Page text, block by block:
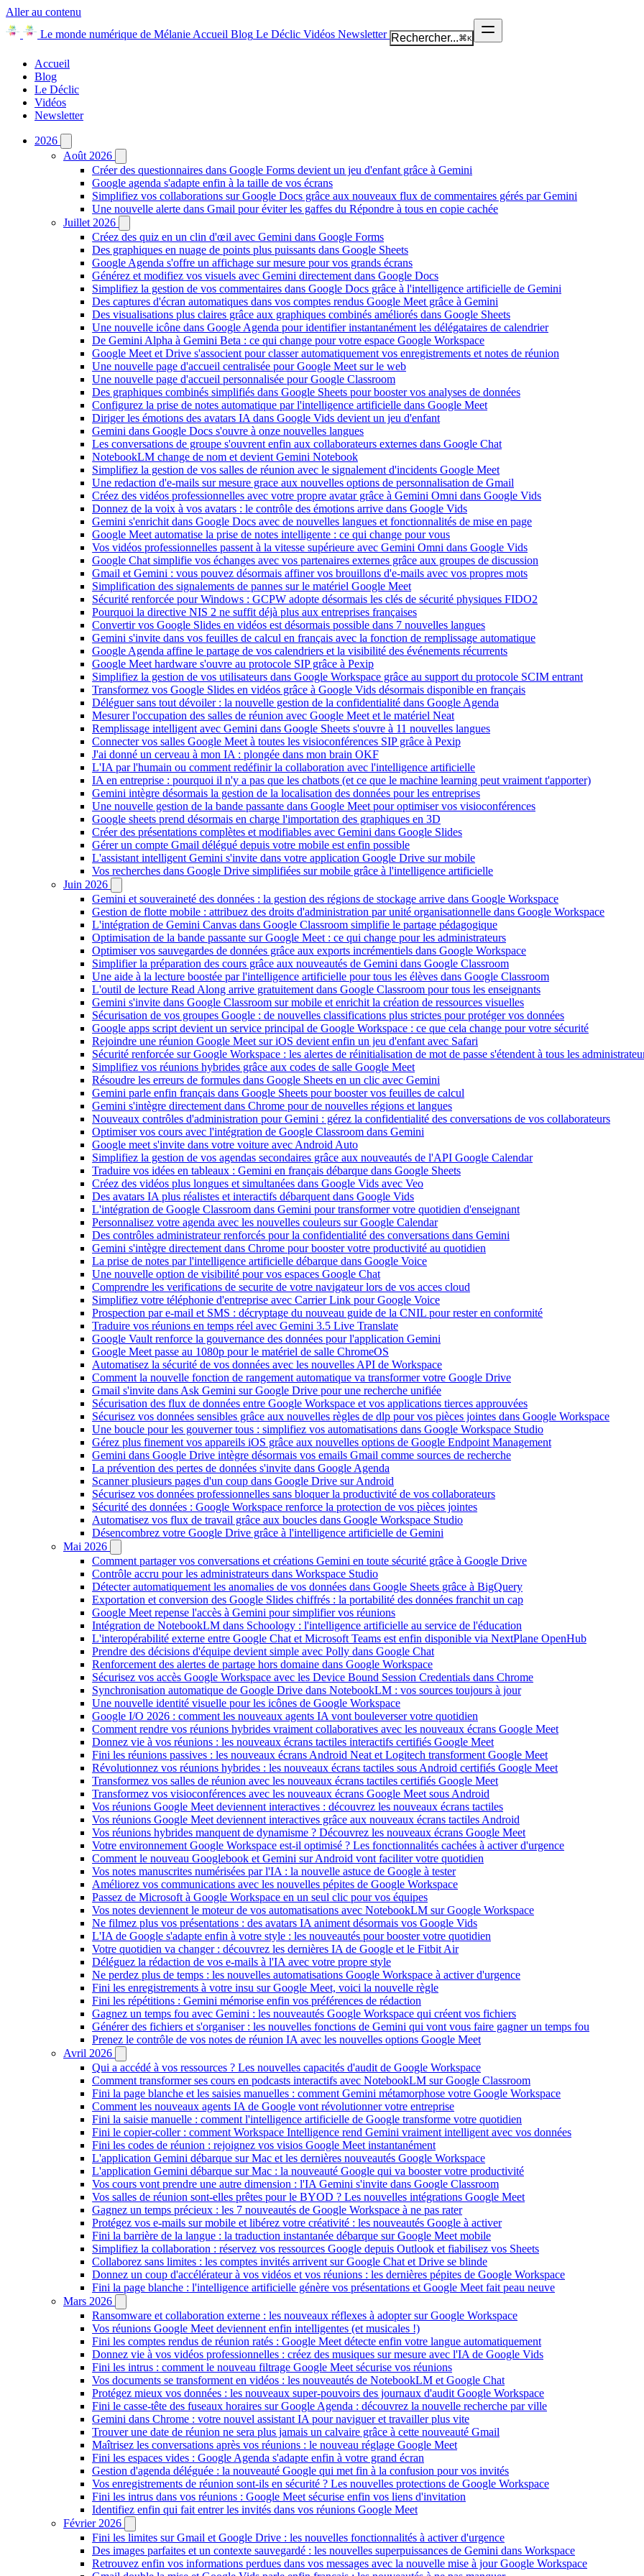
Aller au contenu
Le monde numérique de Mélanie Accueil Blog Le Déclic Vidéos Newsletter Rechercher...⌘K
Accueil
Blog
Le Déclic
Vidéos
Newsletter
2026
Août 2026
Créer des questionnaires dans Google Forms devient un jeu d'enfant grâce à Gemini
Google agenda s'adapte enfin à la taille de vos écrans
Simplifiez vos collaborations sur Google Docs grâce aux nouveaux flux de commentaires gérés par Gemini
Une nouvelle alerte dans Gmail pour éviter les gaffes du Répondre à tous en copie cachée
Juillet 2026
Créez des quiz en un clin d'œil avec Gemini dans Google Forms
Des graphiques en nuage de points plus puissants dans Google Sheets
Google Agenda s'offre un affichage sur mesure pour vos grands écrans
Générez et modifiez vos visuels avec Gemini directement dans Google Docs
Simplifiez la gestion de vos commentaires dans Google Docs grâce à l'intelligence artificielle de Gemini
Des captures d'écran automatiques dans vos comptes rendus Google Meet grâce à Gemini
Des visualisations plus claires grâce aux graphiques combinés améliorés dans Google Sheets
Une nouvelle icône dans Google Agenda pour identifier instantanément les délégataires de calendrier
De Gemini Alpha à Gemini Beta : ce qui change pour votre espace Google Workspace
Google Meet et Drive s'associent pour classer automatiquement vos enregistrements et notes de réunion
Une nouvelle page d'accueil centralisée pour Google Meet sur le web
Une nouvelle page d'accueil personnalisée pour Google Classroom
Des graphiques combinés simplifiés dans Google Sheets pour booster vos analyses de données
Configurez la prise de notes automatique par l'intelligence artificielle dans Google Meet
Diriger les émotions des avatars IA dans Google Vids devient un jeu d'enfant
Gemini dans Google Docs s'ouvre à onze nouvelles langues
Les conversations de groupe s'ouvrent enfin aux collaborateurs externes dans Google Chat
NotebookLM change de nom et devient Gemini Notebook
Simplifiez la gestion de vos salles de réunion avec le signalement d'incidents Google Meet
Une redaction d'e-mails sur mesure grace aux nouvelles options de personnalisation de Gmail
Créez des vidéos professionnelles avec votre propre avatar grâce à Gemini Omni dans Google Vids
Donnez de la voix à vos avatars : le contrôle des émotions arrive dans Google Vids
Gemini s'enrichit dans Google Docs avec de nouvelles langues et fonctionnalités de mise en page
Google Meet automatise la prise de notes intelligente : ce qui change pour vous
Vos vidéos professionnelles passent à la vitesse supérieure avec Gemini Omni dans Google Vids
Google Chat simplifie vos échanges avec vos partenaires externes grâce aux groupes de discussion
Gmail et Gemini : vous pouvez désormais affiner vos brouillons d'e-mails avec vos propres mots
Simplification des signalements de pannes sur le matériel Google Meet
Sécurité renforcée pour Windows : GCPW adopte désormais les clés de sécurité physiques FIDO2
Pourquoi la directive NIS 2 ne suffit déjà plus aux entreprises françaises
Convertir vos Google Slides en vidéos est désormais possible dans 7 nouvelles langues
Gemini s'invite dans vos feuilles de calcul en français avec la fonction de remplissage automatique
Google Agenda affine le partage de vos calendriers et la visibilité des événements récurrents
Google Meet hardware s'ouvre au protocole SIP grâce à Pexip
Simplifiez la gestion de vos utilisateurs dans Google Workspace grâce au support du protocole SCIM entrant
Transformez vos Google Slides en vidéos grâce à Google Vids désormais disponible en français
Déléguer sans tout dévoiler : la nouvelle gestion de la confidentialité dans Google Agenda
Mesurer l'occupation des salles de réunion avec Google Meet et le matériel Neat
Remplissage intelligent avec Gemini dans Google Sheets s'ouvre à 11 nouvelles langues
Connecter vos salles Google Meet à toutes les visioconférences SIP grâce à Pexip
J'ai donné un cerveau à mon IA : plongée dans mon brain OKF
L'IA par l'humain ou comment redéfinir la collaboration avec l'intelligence artificielle
IA en entreprise : pourquoi il n'y a pas que les chatbots (et ce que le machine learning peut vraiment t'apporter)
Gemini intègre désormais la gestion de la localisation des données pour les entreprises
Une nouvelle gestion de la bande passante dans Google Meet pour optimiser vos visioconférences
Google sheets prend désormais en charge l'importation des graphiques en 3D
Créer des présentations complètes et modifiables avec Gemini dans Google Slides
Gérer un compte Gmail délégué depuis votre mobile est enfin possible
L'assistant intelligent Gemini s'invite dans votre application Google Drive sur mobile
Vos recherches dans Google Drive simplifiées sur mobile grâce à l'intelligence artificielle
Juin 2026
Gemini et souveraineté des données : la gestion des régions de stockage arrive dans Google Workspace
Gestion de flotte mobile : attribuez des droits d'administration par unité organisationnelle dans Google Workspace
L'intégration de Gemini Canvas dans Google Classroom simplifie le partage pédagogique
Optimisation de la bande passante sur Google Meet : ce qui change pour les administrateurs
Optimiser vos sauvegardes de données grâce aux exports incrémentiels dans Google Workspace
Simplifier la préparation des cours grâce aux nouveautés de Gemini dans Google Classroom
Une aide à la lecture boostée par l'intelligence artificielle pour tous les élèves dans Google Classroom
L'outil de lecture Read Along arrive gratuitement dans Google Classroom pour tous les enseignants
Gemini s'invite dans Google Classroom sur mobile et enrichit la création de ressources visuelles
Sécurisation de vos groupes Google : de nouvelles classifications plus strictes pour protéger vos données
Google apps script devient un service principal de Google Workspace : ce que cela change pour votre sécurité
Rejoindre une réunion Google Meet sur iOS devient enfin un jeu d'enfant avec Safari
Sécurité renforcée sur Google Workspace : les alertes de réinitialisation de mot de passe s'étendent à tous les
Simplifiez vos réunions hybrides grâce aux codes de salle Google Meet
Résoudre les erreurs de formules dans Google Sheets en un clic avec Gemini
Gemini parle enfin français dans Google Sheets pour booster vos feuilles de calcul
Gemini s'intègre directement dans Chrome pour de nouvelles régions et langues
Nouveaux contrôles d'administration pour Gemini : gérez la confidentialité des conversations de vos collaborateurs
Optimiser vos cours avec l'intégration de Google Classroom dans Gemini
Google meet s'invite dans votre voiture avec Android Auto
Simplifiez la gestion de vos agendas secondaires grâce aux nouveautés de l'API Google Calendar
Traduire vos idées en tableaux : Gemini en français débarque dans Google Sheets
Créez des vidéos plus longues et simultanées dans Google Vids avec Veo
Des avatars IA plus réalistes et interactifs débarquent dans Google Vids
L'intégration de Google Classroom dans Gemini pour transformer votre quotidien d'enseignant
Personnalisez votre agenda avec les nouvelles couleurs sur Google Calendar
Des contrôles administrateur renforcés pour la confidentialité des conversations dans Gemini
Gemini s'intègre directement dans Chrome pour booster votre productivité au quotidien
La prise de notes par l'intelligence artificielle débarque dans Google Voice
Une nouvelle option de visibilité pour vos espaces Google Chat
Comprendre les verifications de securite de votre navigateur lors de vos acces cloud
Simplifiez votre téléphonie d'entreprise avec Carrier Link pour Google Voice
Prospection par e-mail et SMS : décryptage du nouveau guide de la CNIL pour rester en conformité
Traduire vos réunions en temps réel avec Gemini 3.5 Live Translate
Google Vault renforce la gouvernance des données pour l'application Gemini
Google Meet passe au 1080p pour le matériel de salle ChromeOS
Automatisez la sécurité de vos données avec les nouvelles API de Workspace
Comment la nouvelle fonction de rangement automatique va transformer votre Google Drive
Gmail s'invite dans Ask Gemini sur Google Drive pour une recherche unifiée
Sécurisation des flux de données entre Google Workspace et vos applications tierces approuvées
Sécurisez vos données sensibles grâce aux nouvelles règles de dlp pour vos pièces jointes dans Google Workspace
Une boucle pour les gouverner tous : simplifiez vos automatisations dans Google Workspace Studio
Gérez plus finement vos appareils iOS grâce aux nouvelles options de Google Endpoint Management
Gemini dans Google Drive intègre désormais vos emails Gmail comme sources de recherche
La prévention des pertes de données s'invite dans Google Agenda
Scanner plusieurs pages d'un coup dans Google Drive sur Android
Sécurisez vos données professionnelles sans bloquer la productivité de vos collaborateurs
Sécurité des données : Google Workspace renforce la protection de vos pièces jointes
Automatisez vos flux de travail grâce aux boucles dans Google Workspace Studio
Désencombrez votre Google Drive grâce à l'intelligence artificielle de Gemini
Mai 2026
Comment partager vos conversations et créations Gemini en toute sécurité grâce à Google Drive
Contrôle accru pour les administrateurs dans Workspace Studio
Détecter automatiquement les anomalies de vos données dans Google Sheets grâce à BigQuery
Exportation et conversion des Google Slides chiffrés : la portabilité des données franchit un cap
Google Meet repense l'accès à Gemini pour simplifier vos réunions
Intégration de NotebookLM dans Schoology : l'intelligence artificielle au service de l'éducation
L'interopérabilité externe entre Google Chat et Microsoft Teams est enfin disponible via NextPlane OpenHub
Prendre des décisions d'équipe devient simple avec Polly dans Google Chat
Renforcement des alertes de partage hors domaine dans Google Workspace
Sécurisez vos accès Google Workspace avec les Device Bound Session Credentials dans Chrome
Synchronisation automatique de Google Drive dans NotebookLM : vos sources toujours à jour
Une nouvelle identité visuelle pour les icônes de Google Workspace
Google I/O 2026 : comment les nouveaux agents IA vont bouleverser votre quotidien
Comment rendre vos réunions hybrides vraiment collaboratives avec les nouveaux écrans Google Meet
Donnez vie à vos réunions : les nouveaux écrans tactiles interactifs certifiés Google Meet
Fini les réunions passives : les nouveaux écrans Android Neat et Logitech transforment Google Meet
Révolutionnez vos réunions hybrides : les nouveaux écrans tactiles sous Android certifiés Google Meet
Transformez vos salles de réunion avec les nouveaux écrans tactiles certifiés Google Meet
Transformez vos visioconférences avec les nouveaux écrans Google Meet sous Android
Vos réunions Google Meet deviennent interactives : découvrez les nouveaux écrans tactiles
Vos réunions Google Meet deviennent interactives grâce aux nouveaux écrans tactiles Android
Vos réunions hybrides manquent de dynamisme ? Découvrez les nouveaux écrans Google Meet
Votre environnement Google Workspace est-il optimisé ? Les fonctionnalités cachées à activer d'urgence
Comment le nouveau Googlebook et Gemini sur Android vont faciliter votre quotidien
Vos notes manuscrites numérisées par l'IA : la nouvelle astuce de Google à tester
Améliorez vos communications avec les nouvelles pépites de Google Workspace
Passez de Microsoft à Google Workspace en un seul clic pour vos équipes
Vos notes deviennent le moteur de vos automatisations avec NotebookLM sur Google Workspace
Ne filmez plus vos présentations : des avatars IA animent désormais vos Google Vids
L'IA de Google s'adapte enfin à votre style : les nouveautés pour booster votre quotidien
Votre quotidien va changer : découvrez les dernières IA de Google et le Fitbit Air
Déléguez la rédaction de vos e-mails à l'IA avec votre propre style
Ne perdez plus de temps : les nouvelles automatisations Google Workspace à activer d'urgence
Fini les enregistrements à votre insu sur Google Meet, voici la nouvelle règle
Fini les répétitions : Gemini mémorise enfin vos préférences de rédaction
Gagnez un temps fou avec Gemini : les nouveautés Google Workspace qui créent vos fichiers
Générer des fichiers et s'organiser : les nouvelles fonctions de Gemini qui vont vous faire gagner un temps fou
Prenez le contrôle de vos notes de réunion IA avec les nouvelles options Google Meet
Avril 2026
Qui a accédé à vos ressources ? Les nouvelles capacités d'audit de Google Workspace
Comment transformer ses cours en podcasts interactifs avec NotebookLM sur Google Classroom
Fini la page blanche et les saisies manuelles : comment Gemini métamorphose votre Google Workspace
Comment les nouveaux agents IA de Google vont révolutionner votre entreprise
Fini la saisie manuelle : comment l'intelligence artificielle de Google transforme votre quotidien
Fini le copier-coller : comment Workspace Intelligence rend Gemini vraiment intelligent avec vos données
Fini les codes de réunion : rejoignez vos visios Google Meet instantanément
L'application Gemini débarque sur Mac et les dernières nouveautés Google Workspace
L'application Gemini débarque sur Mac : la nouveauté Google qui va booster votre productivité
Vos cours vont prendre une autre dimension : l'IA Gemini s'invite dans Google Classroom
Vos salles de réunion sont-elles prêtes pour le BYOD ? Les nouvelles intégrations Google Meet
Gagnez un temps précieux : les 7 nouveautés de Google Workspace à ne pas rater
Protégez vos e-mails sur mobile et libérez votre créativité : les nouveautés Google à activer
Fini la barrière de la langue : la traduction instantanée débarque sur Google Meet mobile
Simplifiez la collaboration : réservez vos ressources Google depuis Outlook et fiabilisez vos Sheets
Collaborez sans limites : les comptes invités arrivent sur Google Chat et Drive se blinde
Donnez un coup d'accélérateur à vos vidéos et vos réunions : les dernières pépites de Google Workspace
Fini la page blanche : l'intelligence artificielle génère vos présentations et Google Meet fait peau neuve
Mars 2026
Ransomware et collaboration externe : les nouveaux réflexes à adopter sur Google Workspace
Vos réunions Google Meet deviennent enfin intelligentes (et musicales !)
Fini les comptes rendus de réunion ratés : Google Meet détecte enfin votre langue automatiquement
Donnez vie à vos vidéos professionnelles : créez des musiques sur mesure avec l'IA de Google Vids
Fini les intrus : comment le nouveau filtrage Google Meet sécurise vos réunions
Vos documents se transforment en vidéos : les nouveautés de NotebookLM et Google Chat
Protégez mieux vos données : les nouveaux super-pouvoirs des journaux d'audit Google Workspace
Fini le casse-tête des fuseaux horaires sur Google Agenda : découvrez la nouvelle recherche par ville
Gemini dans Chrome : votre nouvel assistant IA pour naviguer et travailler plus vite
Trouver une date de réunion ne sera plus jamais un calvaire grâce à cette nouveauté Gmail
Maîtrisez les conversations après vos réunions : le nouveau réglage Google Meet
Fini les espaces vides : Google Agenda s'adapte enfin à votre grand écran
Gestion d'agenda déléguée : la nouveauté Google qui met fin à la confusion pour vos invités
Vos enregistrements de réunion sont-ils en sécurité ? Les nouvelles protections de Google Workspace
Fini les intrus dans vos réunions : Google Meet sécurise enfin vos liens d'invitation
Identifiez enfin qui fait entrer les invités dans vos réunions Google Meet
Février 2026
Fini les limites sur Gmail et Google Drive : les nouvelles fonctionnalités à activer d'urgence
Des images parfaites et un contexte sauvegardé : les nouvelles superpuissances de Gemini dans Workspace
Retrouvez enfin vos informations perdues dans vos messages avec la nouvelle mise à jour Google Workspace